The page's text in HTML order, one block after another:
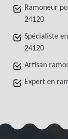
Ramoneur
24120
Spécialiste
24120
Artisan
Expert en